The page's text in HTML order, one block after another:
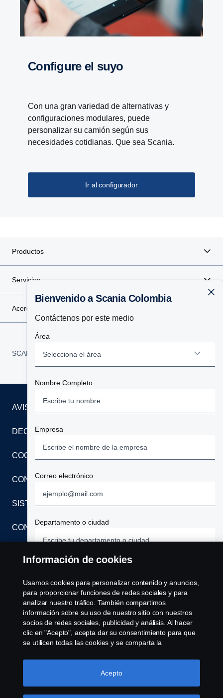
Configure el suyo
Con una gran variedad de alternativas y
configuraciones modulares, puede
personalizar su camión según sus
necesidades cotidianas. Que sea Scania.
Ir al configurador
Bienvenido a Scania Colombia
Contáctenos por este medio
Área
Selecciona el área
Camiones Seminuevos
Servicios
Alquiler - Renting
Nombre Completo
Empresa
Correo electrónico
Departamento o ciudad
Información adicional
Productos
Servicios
Acerca de Scania
SCANIA COLOMBIA: Colombia
AVISO LEGAL
DECLARACIÓN DE PRIVACIDAD
COOKIES
CONTÁCTENOS
SISTEMA DE DENUNCIAS
CONFIGURACIÓN DE COOKIES
© Copyright Scania 2023 Todos los derechos
reservados. Scania Colombia S.A.S. - Calle 17 # 68
- 24 CP (110931) Bogotá, Colombia. Tel: (57) 601
7487038
Información de cookies
Usamos cookies para personalizar contenido y anuncios,
para proporcionar funciones de redes sociales y para
analizar nuestro tráfico. También compartimos
información sobre su uso de nuestro sitio con nuestros
socios de redes sociales, publicidad y análisis. Al hacer
clic en "Acepto", acepta dar su consentimiento para que
se utilicen todas las cookies y se comparta la
haciendo clic en "Configuración de cookies" y
seleccionando las categorías que desea aceptar. Para
Acepto